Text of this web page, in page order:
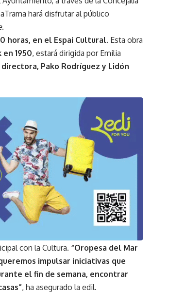
hará disfrutar al público
.
horas, en el Espai Cultural. Esta obra
en 1950, estará dirigida por Emilia
Pako Rodríguez y Lidón
con la Cultura. “Oropesa del Mar
impulsar iniciativas que
el fin de semana, encontrar
, ha asegurado la edil.